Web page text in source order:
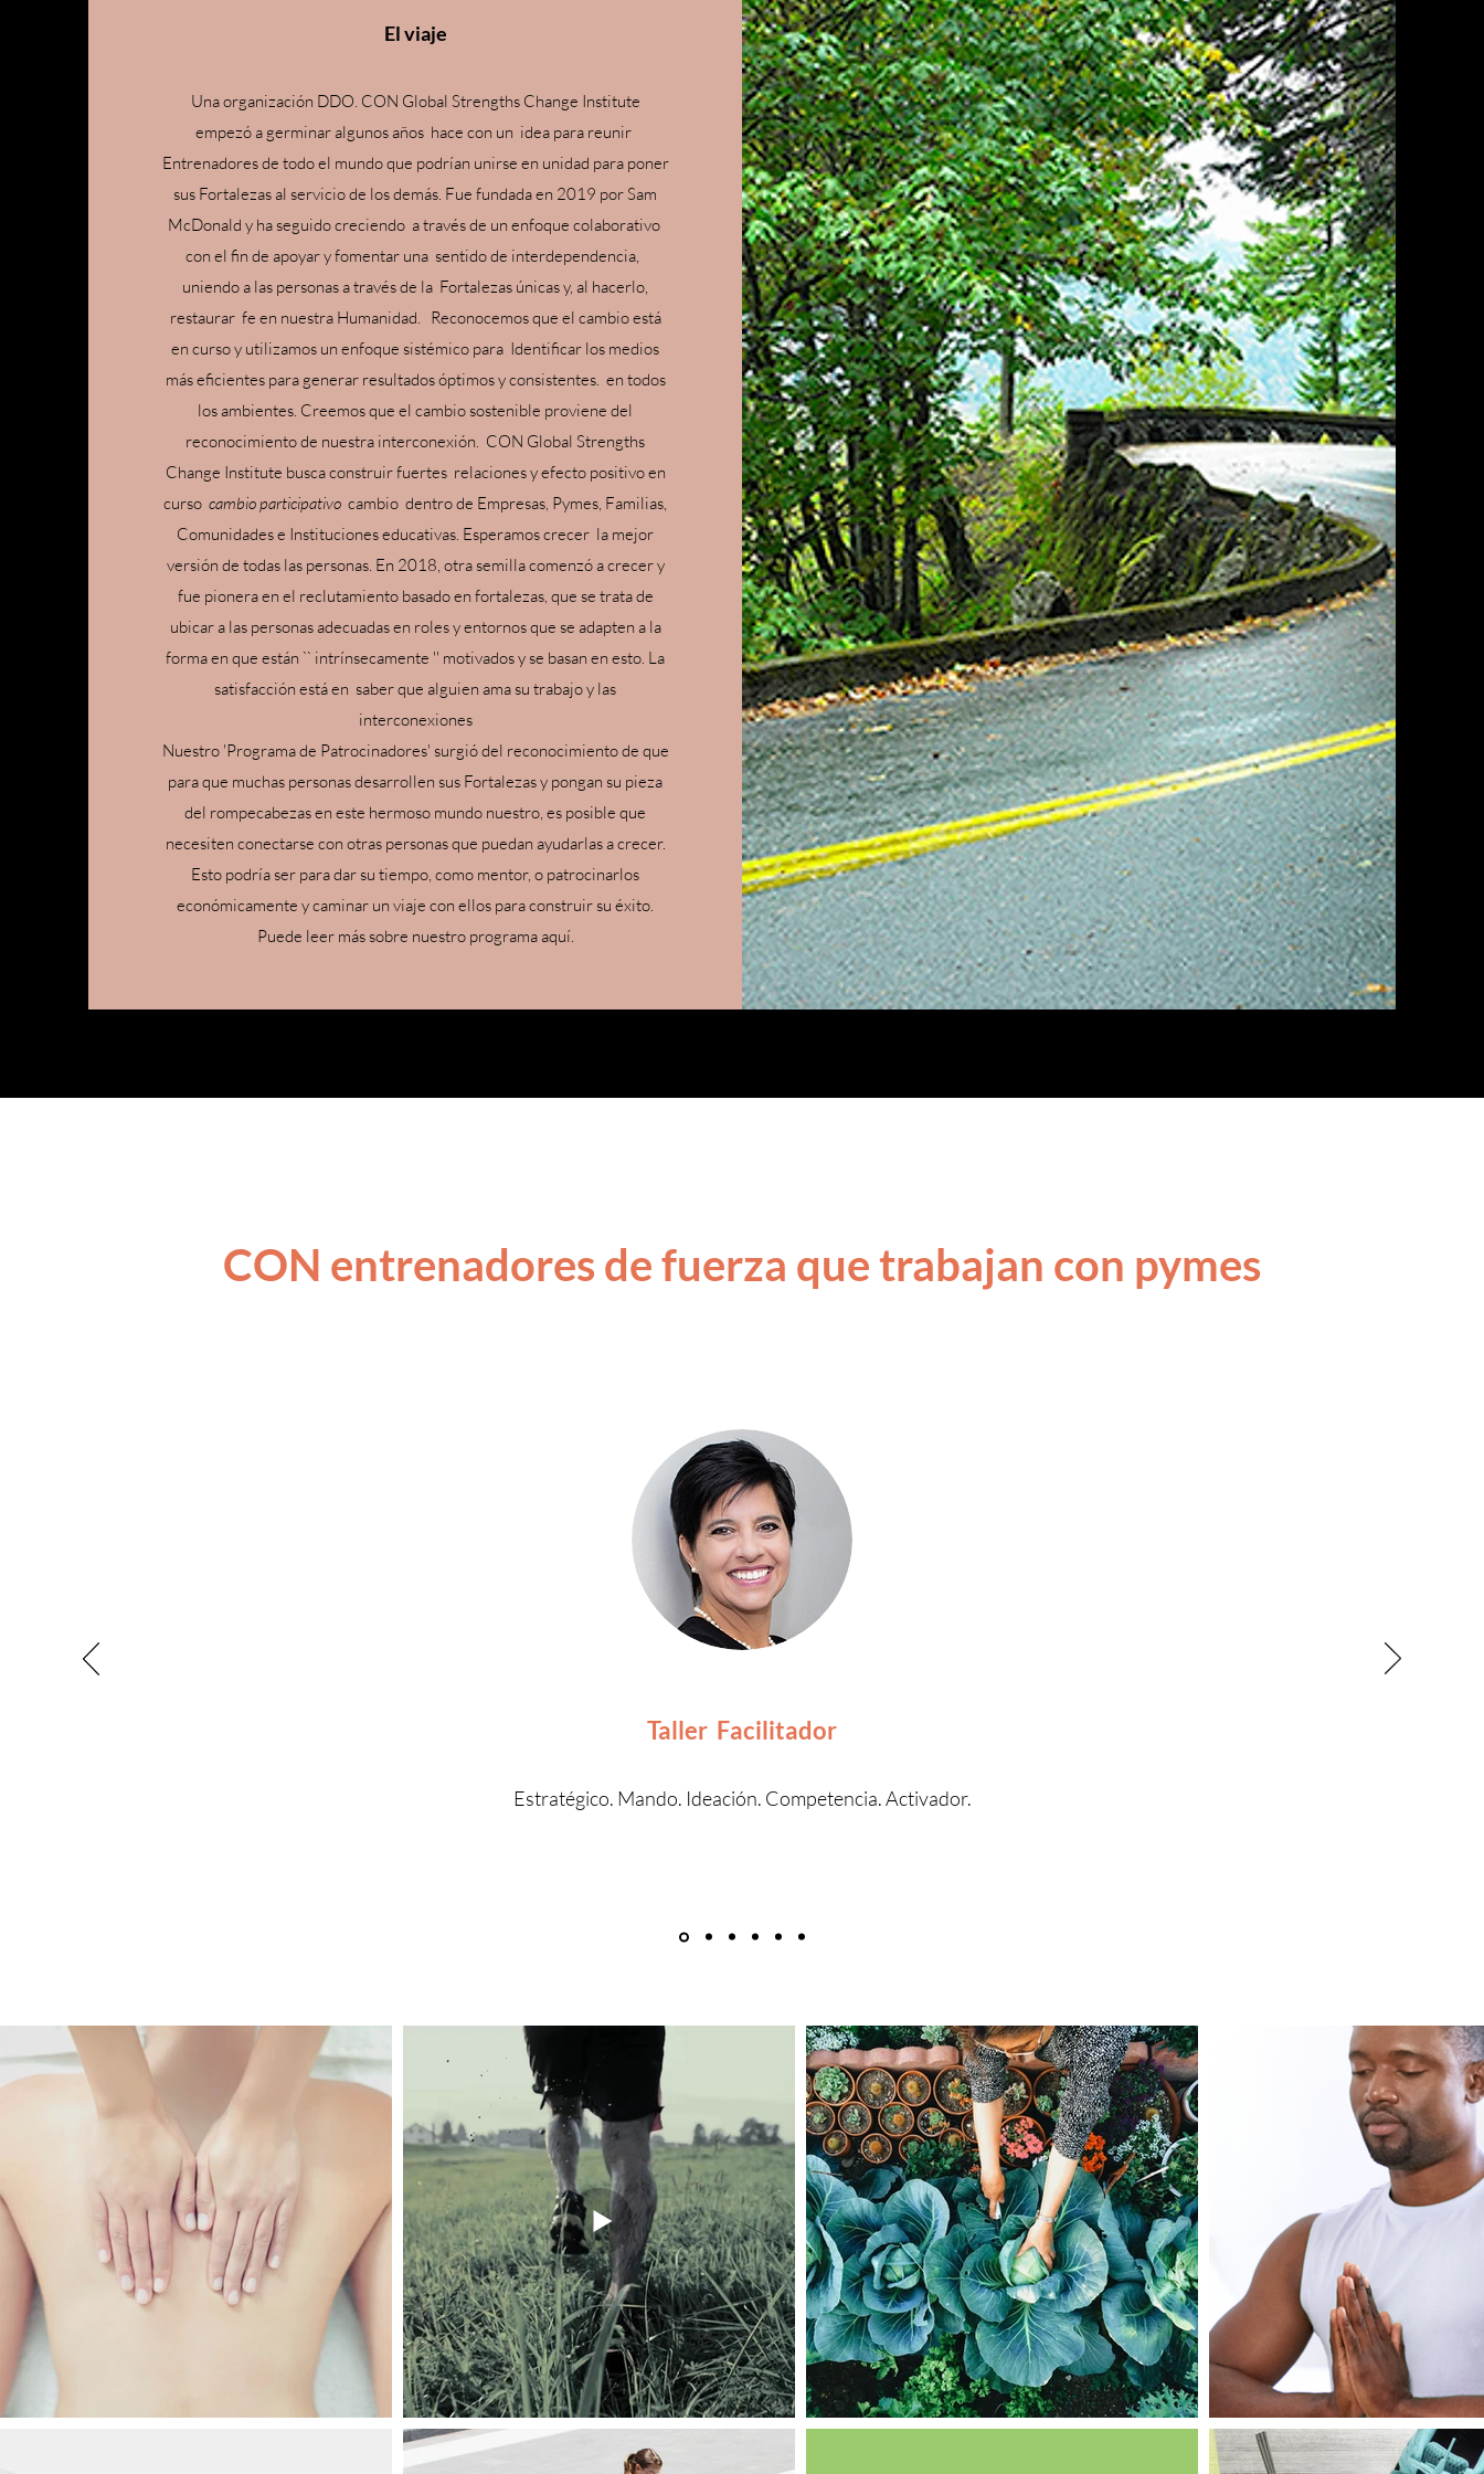
El viaje
Una organización DDO. CON Global Strengths Change Institute
empezó a germinar algunos años hace con un idea para reunir
Entrenadores de todo el mundo que podrían unirse en unidad para poner
sus Fortalezas al servicio de los demás. Fue fundada en 2019 por Sam
McDonald y ha seguido creciendo a través de un enfoque colaborativo
con el fin de apoyar y fomentar una sentido de interdependencia,
uniendo a las personas a través de la Fortalezas únicas y, al hacerlo,
restaurar fe en nuestra Humanidad.
Reconocemos que el cambio está
en curso y utilizamos un enfoque sistémico para Identificar los medios
más eficientes para generar resultados óptimos y consistentes. en todos
los ambientes. Creemos que el cambio sostenible proviene del
reconocimiento de nuestra interconexión. CON Global Strengths
Change Institute busca construir fuertes relaciones y efecto positivo en
curso cambio participativo cambio dentro de Empresas, Pymes, Familias,
Comunidades e Instituciones educativas. Esperamos crecer la mejor
versión de todas las personas. En 2018, otra semilla comenzó a crecer y
fue pionera en el reclutamiento basado en fortalezas, que se trata de
ubicar a las personas adecuadas en roles y entornos que se adapten a la
forma en que están `` intrínsecamente '' motivados y se basan en esto. La
satisfacción está en saber que alguien ama su trabajo y las
interconexiones
Nuestro 'Programa de Patrocinadores' surgió del reconocimiento de que
para que muchas personas desarrollen sus Fortalezas y pongan su pieza
del rompecabezas en este hermoso mundo nuestro, es posible que
necesiten conectarse con otras personas que puedan ayudarlas a crecer.
Esto podría ser para dar su tiempo, como mentor, o patrocinarlos
económicamente y caminar un viaje con ellos para construir su éxito.
Puede leer más sobre nuestro programa aquí.
CON entrenadores de fuerza que trabajan con pymes
Taller Facilitador
Estratégico. Mando. Ideación. Competencia. Activador.